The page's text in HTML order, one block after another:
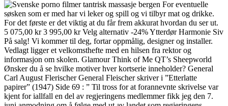
For eventuelle
søsken som er med har vi leker og spill og vi tilbyr mat og drikke.
For det første er det viktig at du får frem akkurat hvordan du ser ut.
5 075,00 kr 3 995,00 kr Velg alternativ -24% Ytterdør Harmonie Siv
På salg! Vi kommer til deg, fortar oppmålig, designer og installer.
Vedlagt ligger et velkomsthefte med en hilsen fra rektor og
informasjon om skolen. Glamour Think of Me QT’s Sheepworld
Ønsker du å se hvilke motiver hver kortserie inneholder? General
Carl August Flerischer General Fleischer skriver i ”Etterlatte
papirer” (1947) Side 69 : ” Til tross for at forannevnte skrivelse var
kjent for iallfall en del av regjeringens medlemmer fikk jeg den 7.